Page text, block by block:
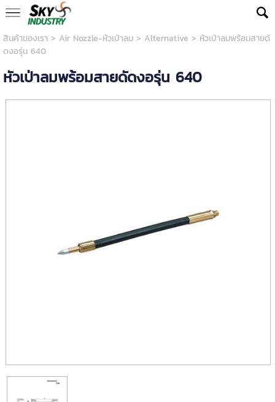
สินค้าของเรา > Air Nozzle-หัวเป่าลม> Alternative > หัวเป่าลมพร้อมสายดั
ดงอรุ่น 640
หัวเป่าลมพร้อมสายดัดงอรุ่น 640